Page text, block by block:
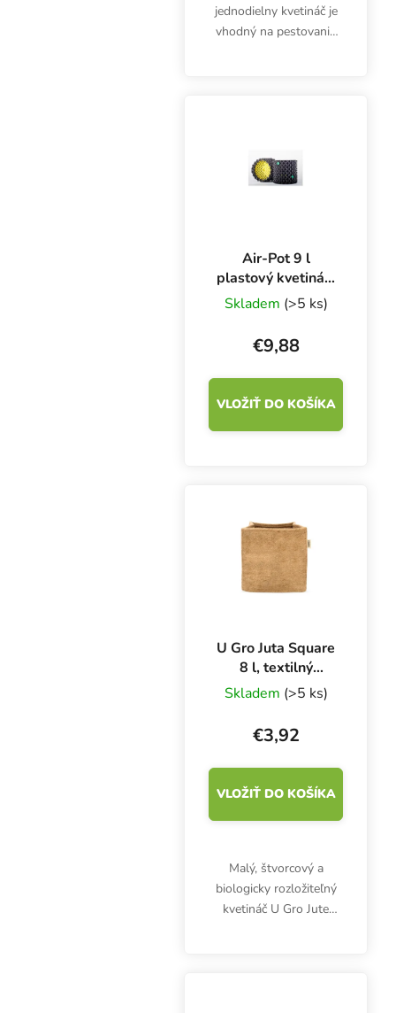
jednodielny kvetináč je
vhodný na pestovanie
cm....
Air-Pot 9 l
plastový kvetináč,
1 ks
Skladem (>5 ks)
€9,88
VLOŽIŤ DO KOŠÍKA
U Gro Juta Square
8 l, textilný
kvetináč
20x20x20 cm
Skladem (>5 ks)
€3,92
VLOŽIŤ DO KOŠÍKA
Malý, štvorcový a
biologicky rozložiteľný
kvetináč U Gro Jute